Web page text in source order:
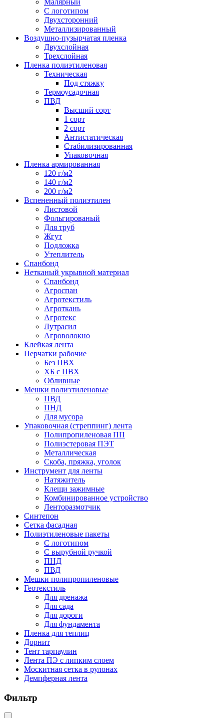
Малярный
С логотипом
Двухсторонний
Металлизированный
Воздушно-пузырчатая пленка
Двухслойная
Трехслойная
Пленка полиэтиленовая
Техническая
Под стяжку
Термоусадочная
ПВД
Высший сорт
1 сорт
2 сорт
Антистатическая
Стабилизированная
Упаковочная
Пленка армированная
120 г/м2
140 г/м2
200 г/м2
Вспененный полиэтилен
Листовой
Фольгированый
Для труб
Жгут
Подложка
Утеплитель
Спанбонд
Нетканый укрывной материал
Спанбонд
Агроспан
Агротекстиль
Агроткань
Агротекс
Лутрасил
Агроволокно
Клейкая лента
Перчатки рабочие
Без ПВХ
ХБ с ПВХ
Обливные
Мешки полиэтиленовые
ПВД
ПНД
Для мусора
Упаковочная (стреппинг) лента
Полипропиленовая ПП
Полиэстеровая ПЭТ
Металлическая
Скоба, пряжка, уголок
Инструмент для ленты
Натяжитель
Клещи зажимные
Комбинированное устройство
Ленторазмотчик
Синтепон
Сетка фасадная
Полиэтиленовые пакеты
С логотипом
С вырубной ручкой
ПНД
ПВД
Мешки полипропиленовые
Геотекстиль
Для дренажа
Для сада
Для дороги
Для фундамента
Пленка для теплиц
Дорнит
Тент тарпаулин
Лента ПЭ с липким слоем
Москитная сетка в рулонах
Демпферная лента
Фильтр